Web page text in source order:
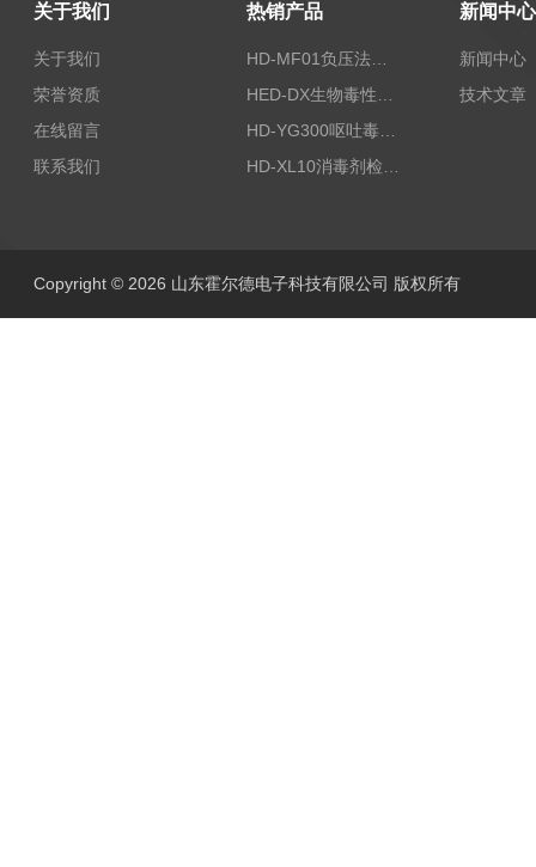
关于我们
关于我们
荣誉资质
在线留言
联系我们
热销产品
HD-MF01负压法密封性测试仪
新闻中心
新闻中心
技术文章
Copyright © 2026 山东霍尔德电子科技有限公司 版权所有